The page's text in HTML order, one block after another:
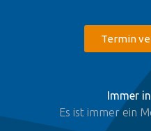
Termin
Immer
Es ist immer ein